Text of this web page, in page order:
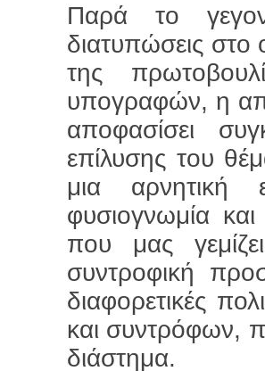
Παρά το
διατυπώσεις
της
υπογραφών, η
αποφασίσει
επίλυσης του
μια αρνητική
φυσιογνωμία
που μας
συντροφική
διαφορετικές
και συντρόφων,
διάστημα.